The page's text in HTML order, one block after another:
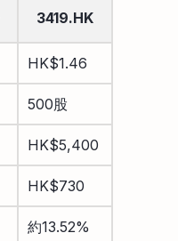
3419.HK
HK$1.46
500股
HK$5,400
HK$730
約13.52%